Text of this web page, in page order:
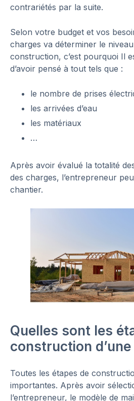
contrariétés par la suite.
Selon votre budget et vos
charges va déterminer le
construction, c’est pourquoi Il
d’avoir pensé à tout tels que :
le nombre de prises
les arrivées d’eau
les matériaux
…
Après avoir évalué la totalité
des charges, l’entrepreneur
chantier.
Quelles sont les
construction
Toutes les étapes de
importantes. Après avoir
l’entrepreneur, le modèle de